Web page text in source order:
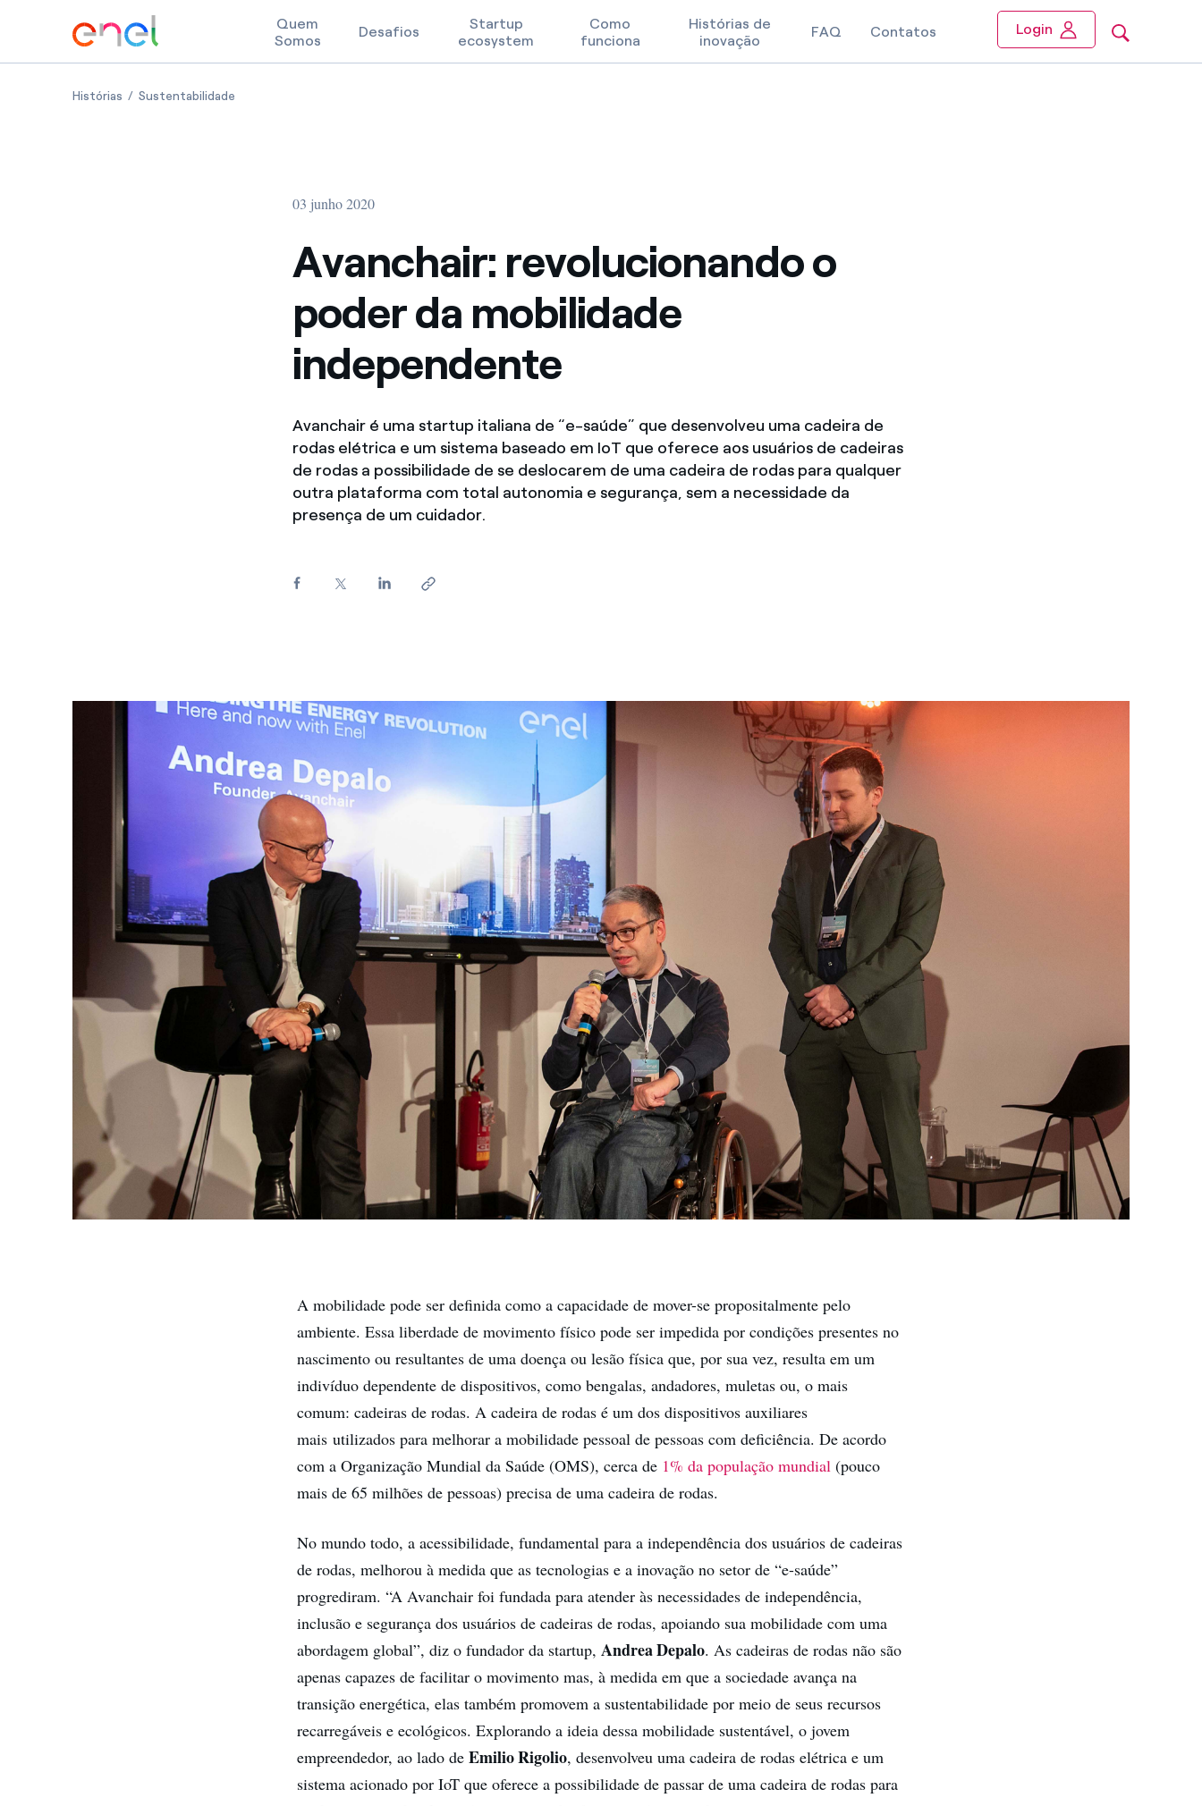
Skip to content
Quem
Somos
Desafios
Startup
ecosystem
Como
funciona
Histórias de
inovação
FAQ Contatos Login
HistóriasAvanchair: revolucionando o poder da mobilidade independente
Sustentabilidade
03 junho 2020
Avanchair: revolucionando o
poder da mobilidade
independente
Avanchair é uma startup italiana de “e-saúde” que desenvolveu uma cadeira de
rodas elétrica e um sistema baseado em IoT que oferece aos usuários de cadeiras
de rodas a possibilidade de se deslocarem de uma cadeira de rodas para qualquer
outra plataforma com total autonomia e segurança, sem a necessidade da
presença de um cuidador.
A mobilidade pode ser definida como a capacidade de mover-se propositalmente pelo
ambiente. Essa liberdade de movimento físico pode ser impedida por condições presentes no
nascimento ou resultantes de uma doença ou lesão física que, por sua vez, resulta em um
indivíduo dependente de dispositivos, como bengalas, andadores, muletas ou, o mais
comum: cadeiras de rodas. A cadeira de rodas é um dos dispositivos auxiliares
mais utilizados para melhorar a mobilidade pessoal de pessoas com deficiência. De acordo
com a Organização Mundial da Saúde (OMS), cerca de 1% da população mundial (pouco
mais de 65 milhões de pessoas) precisa de uma cadeira de rodas.
No mundo todo, a acessibilidade, fundamental para a independência dos usuários de cadeiras
de rodas, melhorou à medida que as tecnologias e a inovação no setor de “e-saúde”
progrediram. “A Avanchair foi fundada para atender às necessidades de independência,
inclusão e segurança dos usuários de cadeiras de rodas, apoiando sua mobilidade com uma
abordagem global”, diz o fundador da startup,Andrea Depalo. As cadeiras de rodas não são
apenas capazes de facilitar o movimento mas, à medida em que a sociedade avança na
transição energética, elas também promovem a sustentabilidade por meio de seus recursos
recarregáveis e ecológicos. Explorando a ideia dessa mobilidade sustentável, o jovem
empreendedor, ao lado deEmilio Rigolio, desenvolveu uma cadeira de rodas elétrica e um
sistema acionado por IoT que oferece a possibilidade de passar de uma cadeira de rodas para